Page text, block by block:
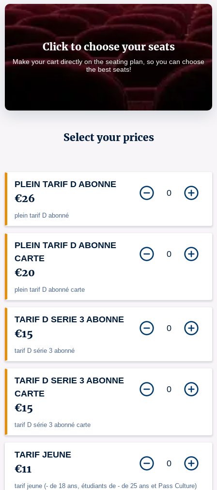
Click to choose your seats
Make your cart directly on the seating plan, so you can choose
the best seats!
Select your prices
PLEIN TARIF D ABONNE
€26
plein tarif D abonné
0
PLEIN TARIF D ABONNE
CARTE
€20
plein tarif D abonné carte
0
TARIF D SERIE 3 ABONNE
€15
tarif D série 3 abonné
0
TARIF D SERIE 3 ABONNE
CARTE
€15
tarif D série 3 abonné carte
0
TARIF JEUNE
€11
tarif jeune (- de 18 ans, étudiants de - de 25 ans et Pass Culture)
0